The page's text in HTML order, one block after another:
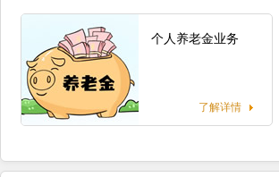
个人养老金业务
了解详情